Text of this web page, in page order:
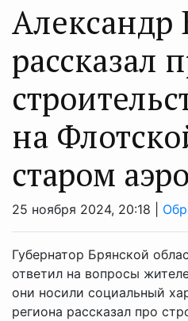
Александр
рассказал
на
старом
25 ноября 2024, 20:18 |
Губернатор Брянской
ответил на вопросы
они носили социальный
региона рассказал про